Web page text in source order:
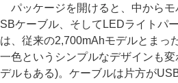
パッケージを開けると、中からモ
SBケーブル、そしてLEDライトパ
は、従来の2,700mAhモデルとまっ
一色というシンプルなデザインも
デルもある)。ケーブルは片方が